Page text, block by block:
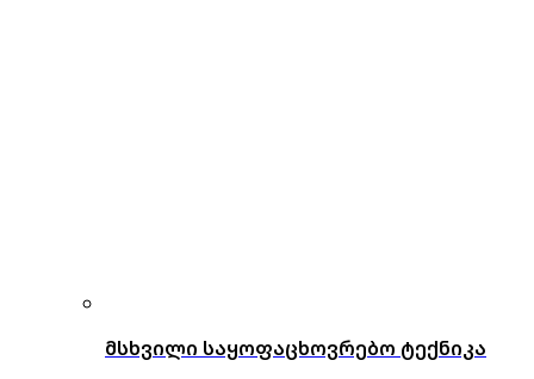
მსხვილი საყოფაცხოვრებო ტექნიკა